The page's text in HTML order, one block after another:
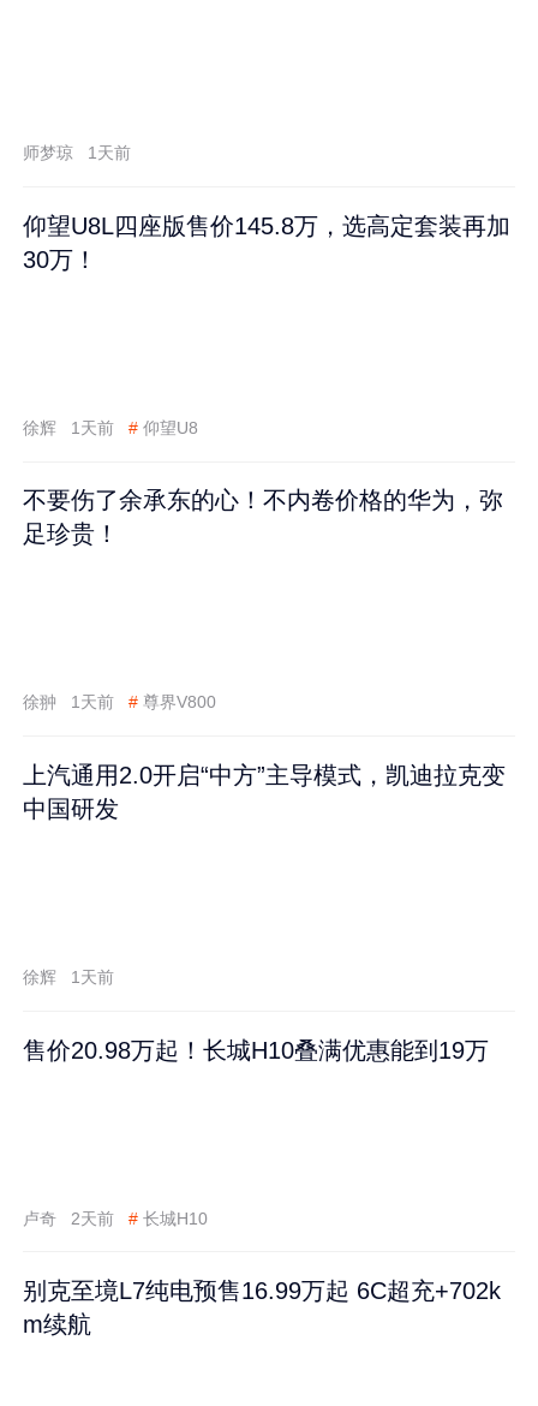
师梦琼 1天前
仰望U8L四座版售价145.8万，选高定套装再加
30万！
徐辉 1天前 # 仰望U8
不要伤了余承东的心！不内卷价格的华为，弥
足珍贵！
徐翀 1天前 # 尊界V800
上汽通用2.0开启“中方”主导模式，凯迪拉克变
中国研发
徐辉 1天前
售价20.98万起！长城H10叠满优惠能到19万
卢奇 2天前 # 长城H10
别克至境L7纯电预售16.99万起 6C超充+702k
m续航